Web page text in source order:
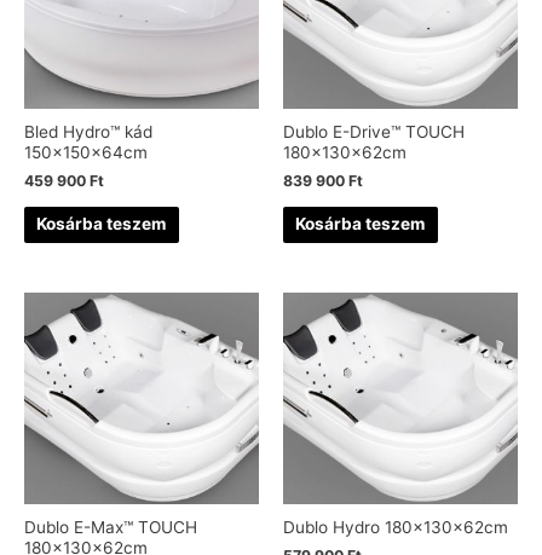
Bled Hydro™ kád
150x150x64cm
459 900 Ft
Kosárba teszem
Dublo E-Drive™ TOUCH
180x130x62cm
839 900 Ft
Kosárba teszem
Dublo E-Max™ TOUCH
180x130x62cm
Dublo Hydro 180x130x62cm